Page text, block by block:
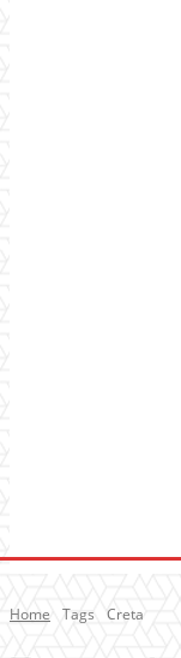
Home Tags Creta